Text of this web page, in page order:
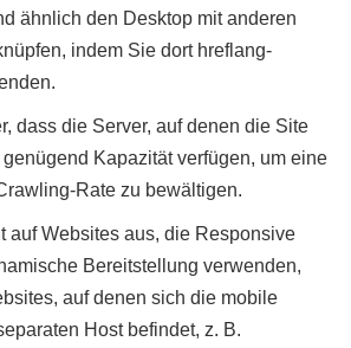
ähnlich den Desktop mit anderen
indem Sie dort hreflang-
dass die Server, auf denen die Site
Kapazität verfügen, um eine
Rate zu bewältigen.
auf Websites aus, die Responsive
Bereitstellung verwenden,
auf denen sich die mobile
Host befindet, z. B.